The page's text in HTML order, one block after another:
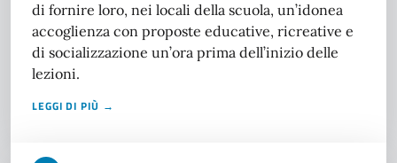
di fornire loro, nei locali della scuola, un’idonea
accoglienza con proposte educative, ricreative e
di socializzazione un’ora prima dell’inizio delle
lezioni.
LEGGI DI PIÙ →